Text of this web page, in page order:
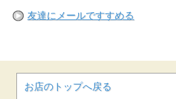
友達にメールですすめる
お店のトップへ戻る